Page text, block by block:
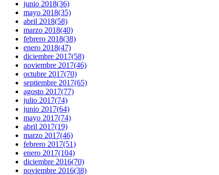
junio 2018(36)
mayo 2018(35)
abril 2018(58)
marzo 2018(40)
febrero 2018(38)
enero 2018(47)
diciembre 2017(58)
noviembre 2017(46)
octubre 2017(70)
septiembre 2017(65)
agosto 2017(77)
julio 2017(74)
junio 2017(64)
mayo 2017(74)
abril 2017(19)
marzo 2017(46)
febrero 2017(51)
enero 2017(104)
diciembre 2016(70)
noviembre 2016(38)